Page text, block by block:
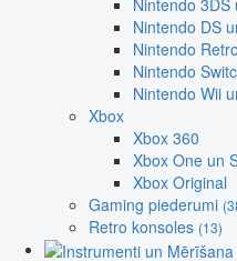
Nintendo DS
Nintendo Retro
Nintendo
Nintendo Wii
Xbox
Xbox 360
Xbox One un
Xbox Original
Gaming piederumi
Retro konsoles (13)